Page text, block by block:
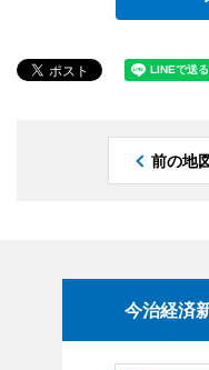
前の地
今治経済